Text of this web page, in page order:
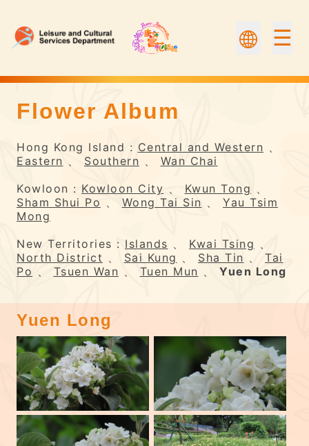
☰
Flower Album | Flower Appreciation
Flower Album
Hong Kong Island : Central and Western 、
Eastern 、 Southern 、 Wan Chai
Kowloon : Kowloon City 、 Kwun Tong 、
Sham Shui Po 、 Wong Tai Sin 、 Yau Tsim
Mong
New Territories : Islands 、 Kwai Tsing 、
North District 、 Sai Kung 、 Sha Tin 、 Tai
Po 、 Tsuen Wan 、 Tuen Mun 、 Yuen Long
Yuen Long